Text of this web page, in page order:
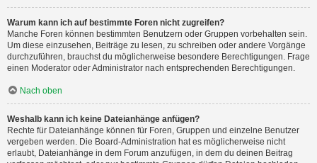
Warum kann ich auf bestimmte Foren nicht zugreifen?
Manche Foren können bestimmten Benutzern oder Gruppen vorbehalten sein.
Um diese einzusehen, Beiträge zu lesen, zu schreiben oder andere Vorgänge
durchzuführen, brauchst du möglicherweise besondere Berechtigungen. Frage
einen Moderator oder Administrator nach entsprechenden Berechtigungen.
Nach oben
Weshalb kann ich keine Dateianhänge anfügen?
Rechte für Dateianhänge können für Foren, Gruppen und einzelne Benutzer
vergeben werden. Die Board-Administration hat es möglicherweise nicht
erlaubt, Dateianhänge in dem Forum anzufügen, in dem du deinen Beitrag